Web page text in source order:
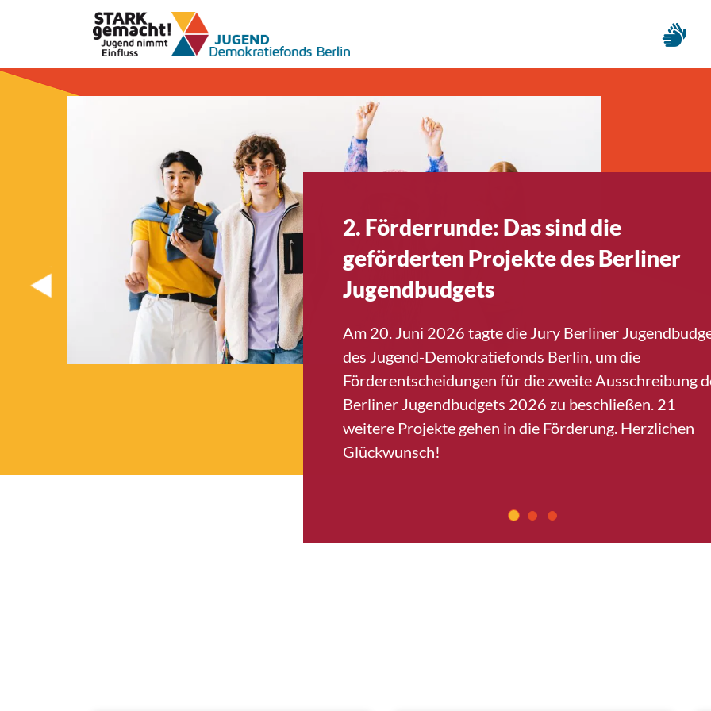
2. Förderrunde: Das sind die
geförderten Projekte des Berliner
Jugendbudgets
Am 20. Juni 2026 tagte die Jury Berliner
des Jugend-Demokratiefonds Berlin, um die
Förderentscheidungen für die zweite Ausschreibung
Berliner Jugendbudgets 2026 zu beschließen. 21
weitere Projekte gehen in die Förderung. Herzlichen
Glückwunsch!